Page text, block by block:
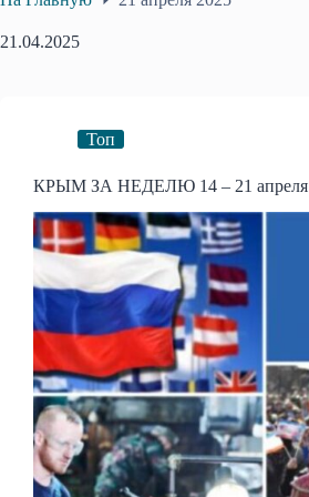
21.04.2025
Топ
КРЫМ ЗА НЕДЕЛЮ 14 – 21 апреля